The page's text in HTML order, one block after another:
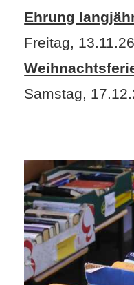
Ehrung
Freitag,
Samstag,